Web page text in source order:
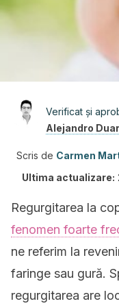
Verificat și
Alejandro
Scris de Carmen
Ultima actualizare:
Regurgitarea la
fenomen foarte
ne referim la
faringe sau gură.
regurgitarea are